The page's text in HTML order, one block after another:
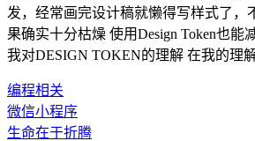
发，经常画完设计稿就懒得写样式了，
果确实十分枯燥 使用Design Token也能
我对DESIGN TOKEN的理解 在我的理
编程相关
微信小程序
生命在于折腾